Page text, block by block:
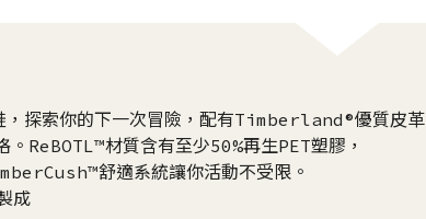
探索你的下一次冒險，配有Timberland®優質皮革
ReBOTL™材質含有至少50%再生PET塑膠，
舒適系統讓你活動不受限。
成